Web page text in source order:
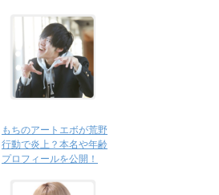
もちのアートエボが荒野
行動で炎上？本名や年齢
プロフィールを公開！